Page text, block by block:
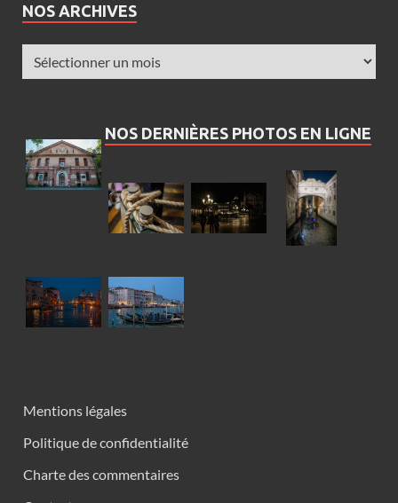
NOS ARCHIVES
NOS DERNIÈRES PHOTOS EN LIGNE
Mentions légales
Politique de confidentialité
Charte des commentaires